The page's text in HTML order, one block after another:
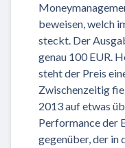
beweisen, welch
steckt. Der
genau 100 EUR.
steht der Preis
Zwischenzeitig
2013 auf etwas
Performance der
gegenüber, der in